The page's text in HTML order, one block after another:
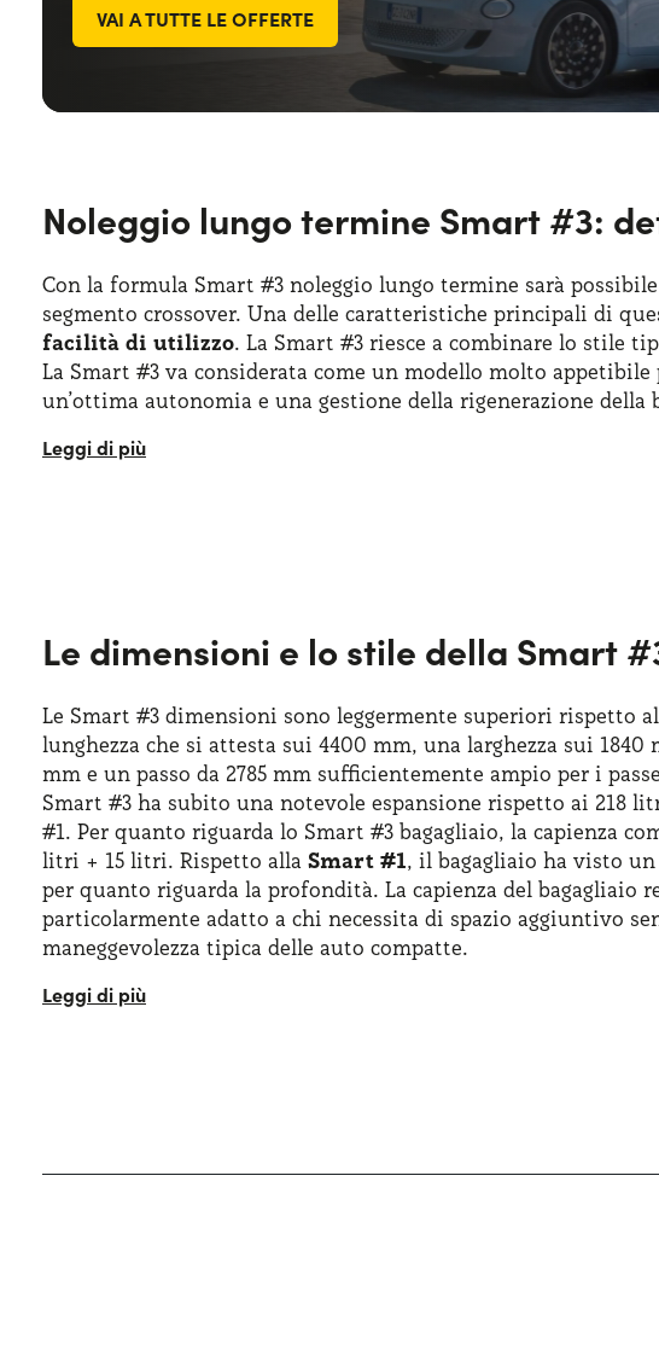
VAI A TUTTE LE OFFERTE
Noleggio lungo termine Smart #3:
Con la formula Smart #3 noleggio lungo termine sarà
segmento crossover. Una delle caratteristiche principali di
facilità di utilizzo. La Smart #3 riesce a combinare lo stile
La Smart #3 va considerata come un modello molto
un’ottima autonomia e una gestione della rigenerazione
Possiamo definire la Smart #3 un po' come la prima incursione
è il brand che si è occupato del design interno, mentre la
Le dimensioni e lo stile della Smart
Le Smart #3 dimensioni sono leggermente superiori rispetto
lunghezza che si attesta sui 4400 mm, una larghezza sui 1840
mm e un passo da 2785 mm sufficientemente ampio per i
Smart #3 ha subito una notevole espansione rispetto ai 218
#1. Per quanto riguarda lo Smart #3 bagagliaio, la capienza
litri + 15 litri. Rispetto alla Smart #1, il bagagliaio ha visto
per quanto riguarda la profondità. La capienza del bagagliaio
particolarmente adatto a chi necessita di spazio aggiuntivo
maneggevolezza tipica delle auto compatte.
Le ruote, disponibili in diverse misure fino a 19 pollici,
disseminati sia dentro che fuori l’auto. Nel complesso,